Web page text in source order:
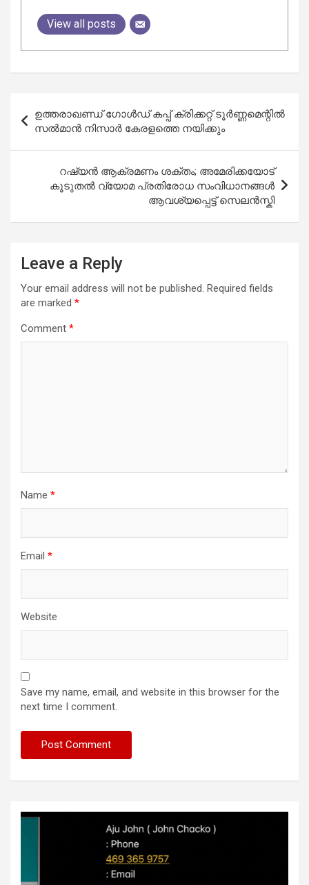
View all posts
navigation
ഉത്തരാഖണ്ഡ് ഗോൾഡ് കപ്പ് ക്രിക്കറ്റ് ടൂർണ്ണമെന്റിൽ
സൽമാൻ നിസാർ കേരളത്തെ നയിക്കും
റഷ്യൻ ആക്രമണം ശക്തം; അമേരിക്കയോട്
കൂടുതൽ വ്യോമ പ്രതിരോധ സംവിധാനങ്ങൾ
ആവശ്യപ്പെട്ട് സെലൻസ്കി
Leave a Reply
Your email address will not be published. Required fields
are marked *
Comment *
Name *
Email *
Website
Save my name, email, and website in this browser for the
next time I comment.